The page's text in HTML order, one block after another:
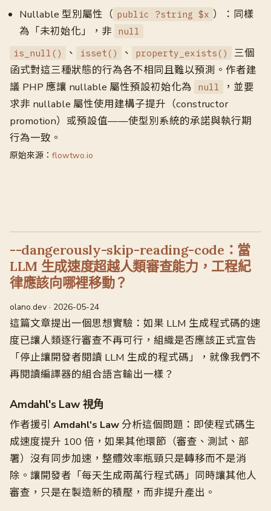
Nullable 型別屬性（ public ?string $x ）：同樣
為「未初始化」，非
null
is_null()
、 isset() 、 property_exists()
三個
函式對這三種狀態的行為各不相同且難以預測。作者建
議 PHP 應讓 nullable 屬性預設初始化為
null
，並要
求非 nullable 屬性使用建構子提升（constructor
promotion）或預設值——使型別系統的承諾與執行期
行為一致。
原始來源： flowtwo.io
--dangerously-skip-reading-code：當
LLM 生成速度超越人類審查能力，工程紀
律應該向哪裡移動？
olano.dev · 2026-05-24
這篇文章提出一個思想實驗：如果 LLM 生成程式碼的速
度已讓人類逐行審查不再可行，組織是否應該正式宣告
「停止讓開發者閱讀 LLM 生成的程式碼」，就像我們不
再閱讀編譯器的組合語言輸出一樣？
Amdahl's Law 視角
作者援引 Amdahl's Law分析這個問題：即使程式碼生
成速度提升 100 倍，如果其他環節（審查、測試、部
署）沒有同步加速，整體效率瓶頸只是轉移而不是消
除。讓開發者「每天生成兩萬行程式碼」同時讓其他人
審查，只是在製造新的積壓，而非提升產出。